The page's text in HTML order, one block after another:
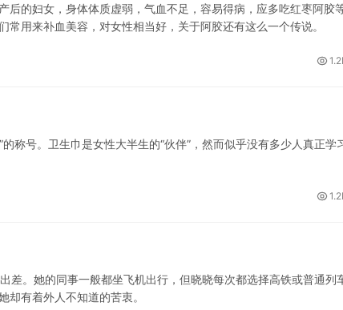
的妇女，身体体质虚弱，气血不足，容易得病，应多吃红枣阿胶
用来补血美容，对女性相当好，关于阿胶还有这么一个传说。
号。卫生巾是女性大半生的“伙伴”，然而似乎没有多少人真正学
。她的同事一般都坐飞机出行，但晓晓每次都选择高铁或普通列
却有着外人不知道的苦衷。